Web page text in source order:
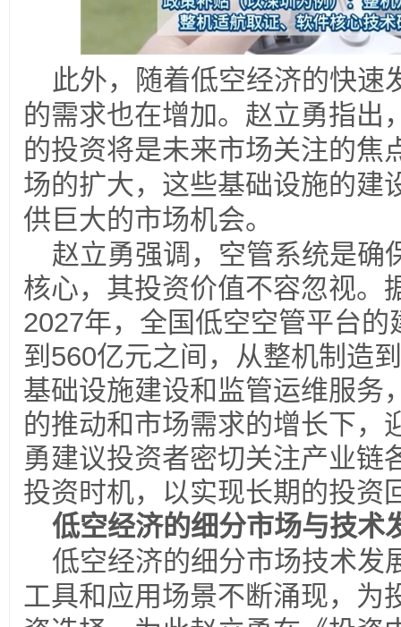
此外，随着低空经济的快速
的需求也在增加。赵立勇指出
的投资将是未来市场关注的焦
场的扩大，这些基础设施的建
供巨大的市场机会。
赵立勇强调，空管系统是确
核心，其投资价值不容忽视。
2027年，全国低空空管平台的
到 560亿元之间，从整机制造
基础设施建设和监管运维服务
的推动和市场需求的增长下，
勇建议投资者密切关注产业链
投资时机，以实现长期的投资
低空经济的细分市场与技术
低空经济的细分市场技术发
工具和应用场景不断涌现，为